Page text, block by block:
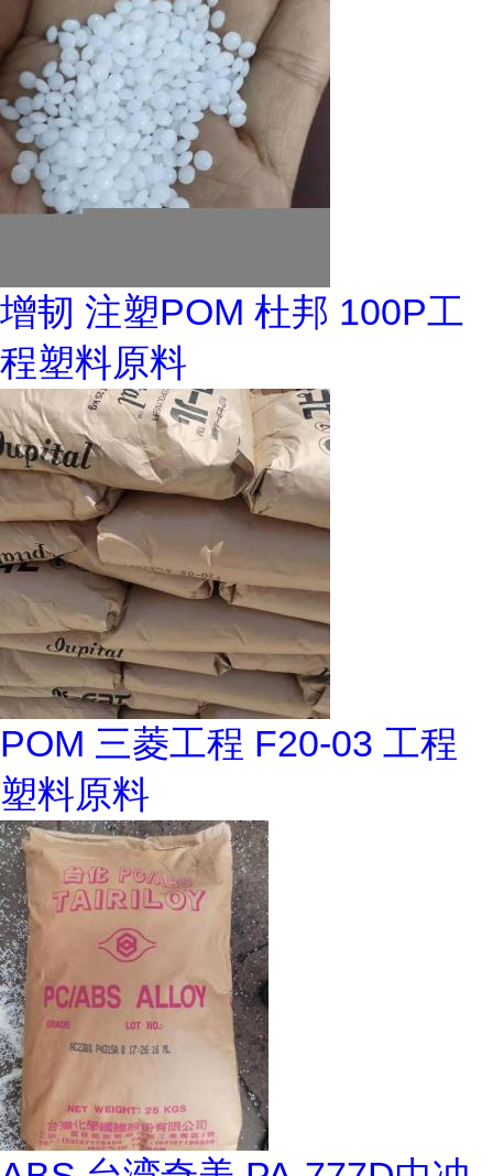
增韧 注塑POM 杜邦 100P工
程塑料原料
POM 三菱工程 F20-03 工程
塑料原料